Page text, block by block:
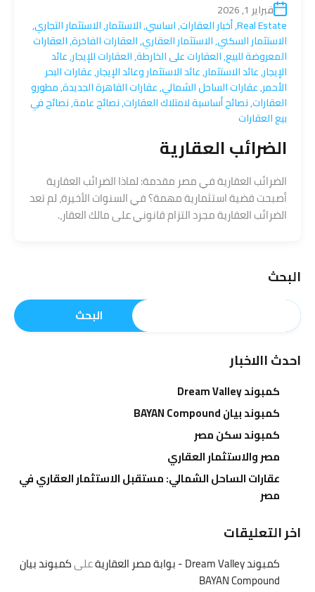
فبراير 1, 2026
Real Estate
,أخبار العقارات,اساسي,الاستثمار,الاستثمار التجاري,
الاستثمار السكني,الاستثمار العقاري,العقارات الفاخرة,العقارات
المعروضة للبيع,العقارات على الخارطة,العقارات للإيجار,عائد
الإيجار,عائد الاستثمار,عائد الاستثمار وعائد الإيجار,عقارات البحر
الأحمر,عقارات الساحل الشمالي,عقارات القاهرة الجديدة,مطورو
العقارات,نصائح أساسية لامتلاك العقارات,نصائح عامة,نصائح في
بيع العقارات
الضرائب العقارية
الضرائب العقارية في مصر مقدمة: لماذا الضرائب العقارية
أصبحت قضية استثمارية مهمة؟ في السنوات الأخيرة، لم تعد
الضرائب العقارية مجرد التزام قانوني على مالك العقار،.
البحث
البحث
احدث االاخبار
كمبوند Dream Valley
كمبوند بيان BAYAN Compound
كمبوند سكن مصر
مصر والاستثمار العقاري
عقارات الساحل الشمالي: مستقبل الاستثمار العقاري في
مصر
اخر التعليقات
كمبوند Dream Valley - بوابة مصر العقارية علىكمبوند بيان
BAYAN Compound